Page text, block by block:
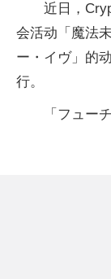
近日，
会活动「魔法
ー・イヴ」的
行。
「フュー